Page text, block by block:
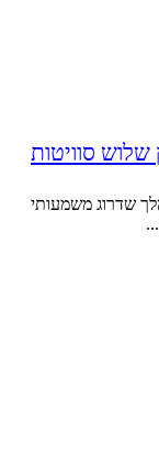
סוויטות
שדרוג משמעותי